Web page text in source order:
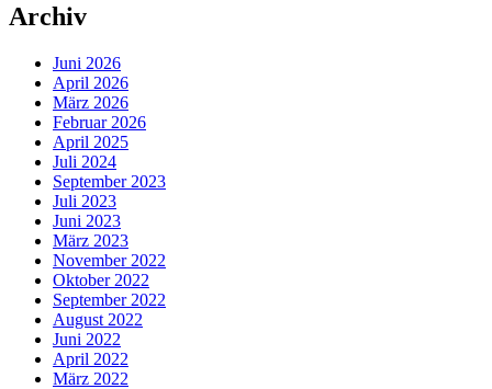
Archiv
Juni 2026
April 2026
März 2026
Februar 2026
April 2025
Juli 2024
September 2023
Juli 2023
Juni 2023
März 2023
November 2022
Oktober 2022
September 2022
August 2022
Juni 2022
April 2022
März 2022